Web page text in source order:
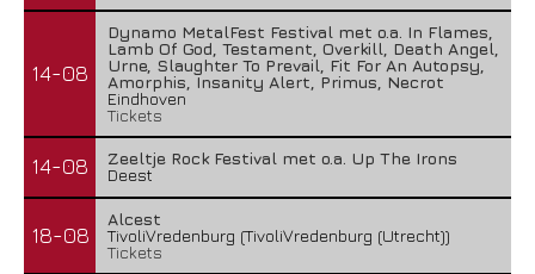
14-08
Dynamo MetalFest Festival met o.a. In Flames,
Lamb Of God, Testament, Overkill, Death Angel,
Urne, Slaughter To Prevail, Fit For An Autopsy,
Amorphis, Insanity Alert, Primus, Necrot
Eindhoven
Tickets
14-08
Zeeltje Rock Festival met o.a. Up The Irons
Deest
18-08
Alcest
TivoliVredenburg (TivoliVredenburg (Utrecht))
Tickets